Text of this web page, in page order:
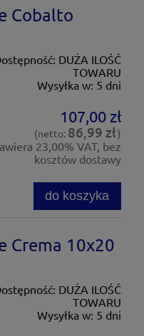
Cobalto
DUŻA ILOŚĆ
TOWARU
Wysyłka w: 5 dni
107,00 zł
(netto: 86,99 zł)
23,00% VAT, bez
kosztów dostawy
do koszyka
Crema 10x20
DUŻA ILOŚĆ
TOWARU
Wysyłka w: 5 dni